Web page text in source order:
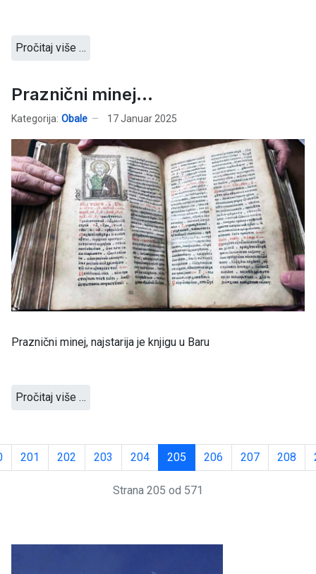
Pročitaj više …
Praznični minej...
Kategorija: Obale 17 Januar 2025
Praznični minej, najstarija je knjigu u Baru
Pročitaj više …
201 202 203 204 205 206 207 208
Strana 205 od 571